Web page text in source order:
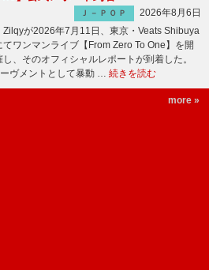
Ｊ－ＰＯＰ
2026年8月6日
Zilqyが2026年7月11日、東京・Veats Shibuya
てワンマンライブ【From Zero To One】を開
し、そのオフィシャルレポートが到着した。
ヴメントとして暴動 … 続きを読む
more »